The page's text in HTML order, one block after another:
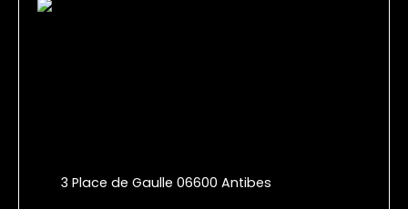
3 Place de Gaulle 06600 Antibes